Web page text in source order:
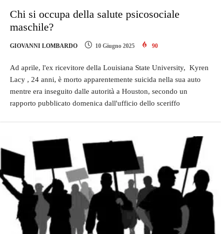
Chi si occupa della salute psicosociale
maschile?
GIOVANNI LOMBARDO 10 Giugno 2025 90
Ad aprile, l'ex ricevitore della Louisiana State University, Kyren
Lacy , 24 anni, è morto apparentemente suicida nella sua auto
mentre era inseguito dalle autorità a Houston, secondo un
rapporto pubblicato domenica dall'ufficio dello sceriffo